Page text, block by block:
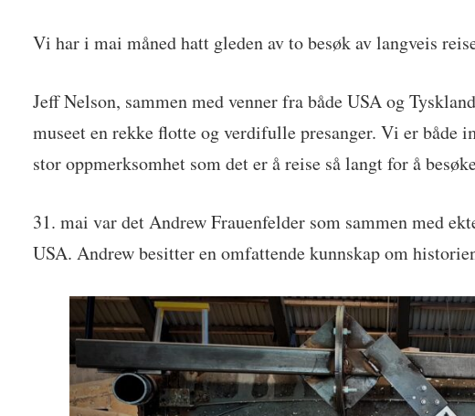
Vi har i mai måned hatt gleden av to besøk av langveis
Jeff Nelson, sammen med venner fra både USA og
museet en rekke flotte og verdifulle presanger. Vi er både
stor oppmerksomhet som det er å reise så langt for å
31. mai var det Andrew Frauenfelder som sammen med
USA. Andrew besitter en omfattende kunnskap om